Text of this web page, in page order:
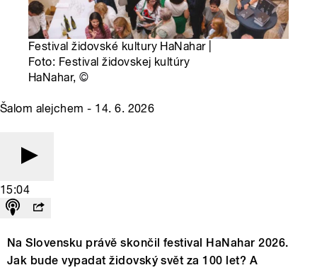
Festival židovské kultury HaNahar |
Foto: Festival židovskej kultúry
HaNahar,©
Šalom alejchem - 14. 6. 2026
15:04
Na Slovensku právě skončil festival HaNahar 2026.
Jak bude vypadat židovský svět za 100 let? A